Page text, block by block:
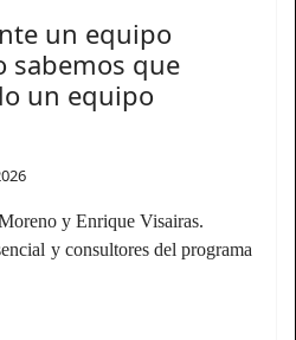
un equipo
sabemos que
un equipo
y Enrique Visairas.
y consultores del programa